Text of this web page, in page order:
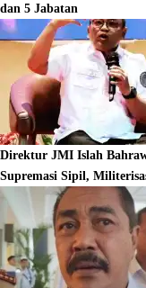
dan 5 Jabatan
Direktur JMI Islah
Supremasi Sipil,